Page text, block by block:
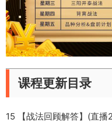
课程更新目录
15 【战法回顾解答】(直